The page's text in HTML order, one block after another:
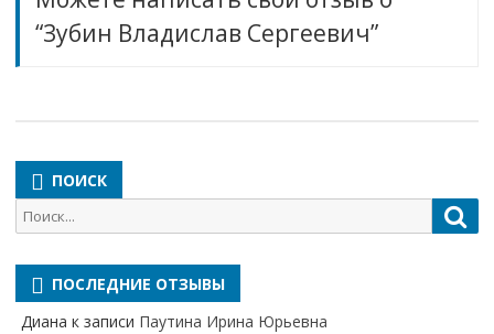
“Зубин Владислав Сергеевич”
ПОИСК
Поиск
для:
ПОСЛЕДНИЕ ОТЗЫВЫ
Диана к записи Паутина Ирина Юрьевна